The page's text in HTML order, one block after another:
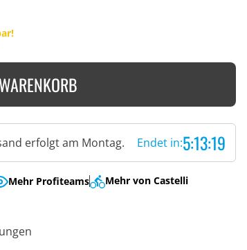
erfolgt am Montag. Endet in:5:13:18
Mehr Profiteams Mehr von Castelli